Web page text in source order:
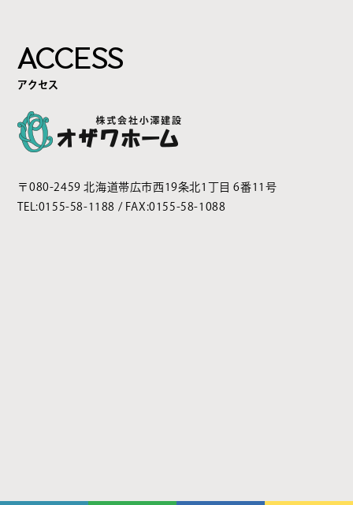
ACCESS
アクセス
〒080-2459 北海道帯広市西19条北1丁目 6番11号
TEL:0155-58-1188 / FAX:0155-58-1088